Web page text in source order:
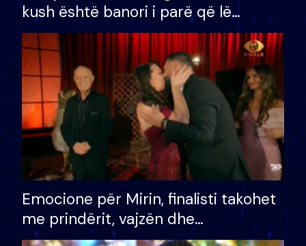
kush është banori i parë që lë
shtëpinë dhe humb mundësinë për
të fituar çmimin e madh
Emocione për Mirin, finalisti takohet
me prindërit, vajzën dhe
bashkëshorten: S’kemi ndonjë letër